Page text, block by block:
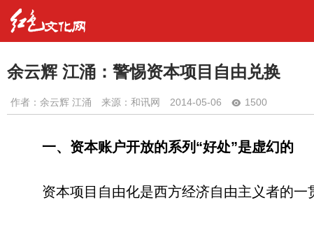
余云辉 江涌：警惕资本项目自由兑换
作者： 余云辉 江涌 来源：和讯网 2014-05-06 1500
一、资本账户开放的系列“好处”是虚幻的
资本项目自由化是西方经济自由主义者的一